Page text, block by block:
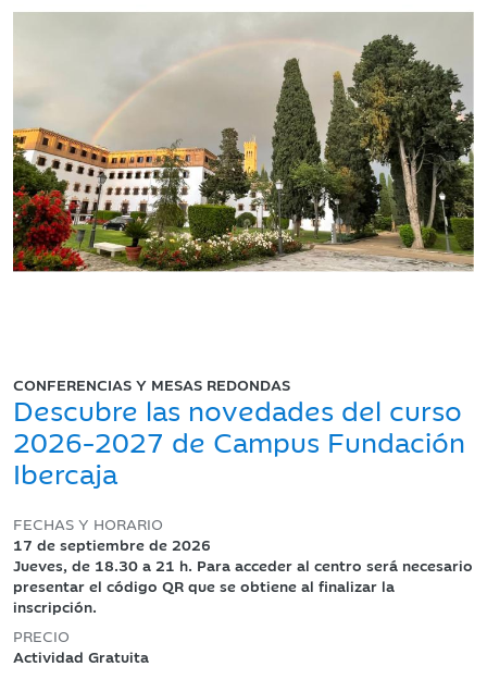
CONFERENCIAS Y MESAS REDONDAS
Descubre las novedades del curso
2026-2027 de Campus Fundación
Ibercaja
FECHAS Y HORARIO
17 de septiembre de 2026
Jueves, de 18.30 a 21 h. Para acceder al centro será necesario
presentar el código QR que se obtiene al finalizar la
inscripción.
PRECIO
Actividad Gratuita